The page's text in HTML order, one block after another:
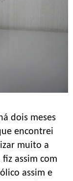
dois meses
encontrei
muito a
assim com
assim e